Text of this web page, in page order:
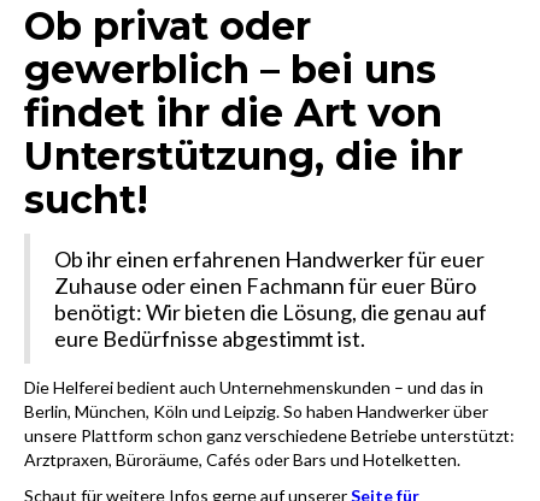
Ob privat oder
gewerblich – bei uns
findet ihr die Art von
Unterstützung, die ihr
sucht!
Ob ihr einen erfahrenen Handwerker für euer
Zuhause oder einen Fachmann für euer Büro
benötigt: Wir bieten die Lösung, die genau auf
eure Bedürfnisse abgestimmt ist.
Die Helferei bedient auch Unternehmenskunden – und das in
Berlin, München, Köln und Leipzig. So haben Handwerker über
unsere Plattform schon ganz verschiedene Betriebe unterstützt:
Arztpraxen, Büroräume, Cafés oder Bars und Hotelketten.
Schaut für weitere Infos gerne auf unsererSeite für